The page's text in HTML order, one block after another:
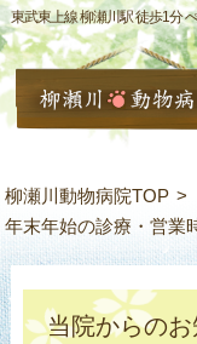
東武東上線 柳瀬川駅 徒歩1分
柳瀬川動物病院TOP
年末年始の診療・営業
当院からの